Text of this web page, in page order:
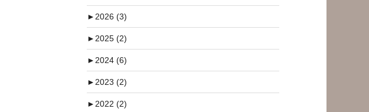
►2026 (3)
►2025 (2)
►2024 (6)
►2023 (2)
►2022 (2)